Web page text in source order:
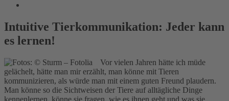
Intuitive Tierkommunikation: Jeder kann
es lernen!
Vor vielen Jahren hätte ich müde
gelächelt, hätte man mir erzählt, man könne mit Tieren
kommunizieren, als würde man mit einem guten Freund plaudern.
Man könne so die Sichtweisen der Tiere auf alltägliche Dinge
kennenlernen, könne sie fragen, wie es ihnen geht und was sie